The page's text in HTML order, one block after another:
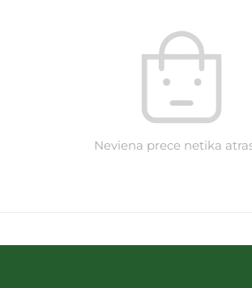
Neviena prece netika